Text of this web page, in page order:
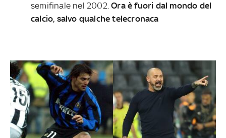
semifinale nel 2002.Ora è fuori dal mondo del
calcio, salvo qualche telecronaca